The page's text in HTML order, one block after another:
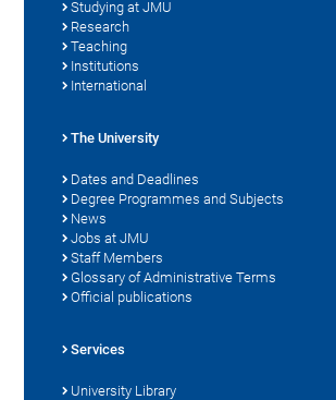
Studying at JMU
Research
Teaching
Institutions
International
The University
Dates and Deadlines
Degree Programmes and Subjects
News
Jobs at JMU
Staff Members
Glossary of Administrative Terms
Official publications
Services
University Library